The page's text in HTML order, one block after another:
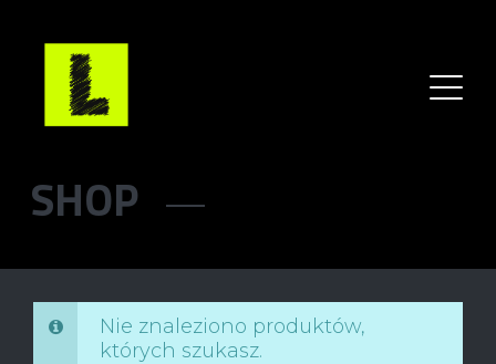
SHOP
Nie znaleziono produktów,
których szukasz.